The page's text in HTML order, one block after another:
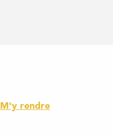
M'y rendre